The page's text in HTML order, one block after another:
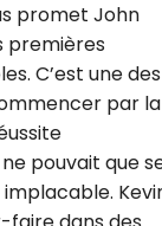
promet John
premières
C’est une des
par la
pouvait que